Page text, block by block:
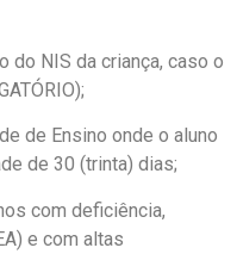
do NIS da criança, caso o
de Ensino onde o aluno
de 30 (trinta) dias;
com deficiência,
e com altas